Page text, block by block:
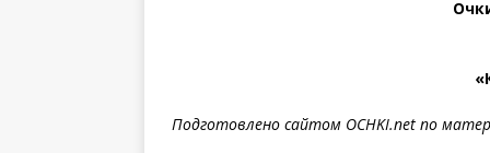
Подготовлено сайтом OCHKI.net по